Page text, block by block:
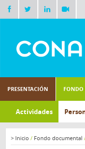
PRESENTACIÓN FONDO
Actividades
> Inicio / Fondo documental